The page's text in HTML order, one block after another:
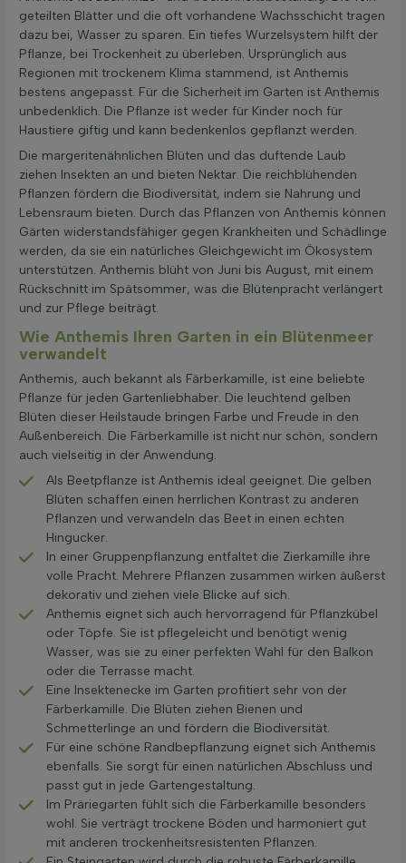
geteilten Blätter und die oft vorhandene Wachsschicht tragen
dazu bei, Wasser zu sparen. Ein tiefes Wurzelsystem hilft der
Pflanze, bei Trockenheit zu überleben. Ursprünglich aus
Regionen mit trockenem Klima stammend, ist Anthemis
bestens angepasst. Für die Sicherheit im Garten ist Anthemis
unbedenklich. Die Pflanze ist weder für Kinder noch für
Haustiere giftig und kann bedenkenlos gepflanzt werden.
Die margeritenähnlichen Blüten und das duftende Laub
ziehen Insekten an und bieten Nektar. Die reichblühenden
Pflanzen fördern die Biodiversität, indem sie Nahrung und
Lebensraum bieten. Durch das Pflanzen von Anthemis können
Gärten widerstandsfähiger gegen Krankheiten und Schädlinge
werden, da sie ein natürliches Gleichgewicht im Ökosystem
unterstützen. Anthemis blüht von Juni bis August, mit einem
Rückschnitt im Spätsommer, was die Blütenpracht verlängert
und zur Pflege beiträgt.
Wie Anthemis Ihren Garten in ein Blütenmeer
verwandelt
Anthemis, auch bekannt als Färberkamille, ist eine beliebte
Pflanze für jeden Gartenliebhaber. Die leuchtend gelben
Blüten dieser Heilstaude bringen Farbe und Freude in den
Außenbereich. Die Färberkamille ist nicht nur schön, sondern
auch vielseitig in der Anwendung.
Als Beetpflanze ist Anthemis ideal geeignet. Die gelben
Blüten schaffen einen herrlichen Kontrast zu anderen
Pflanzen und verwandeln das Beet in einen echten
Hingucker.
In einer Gruppenpflanzung entfaltet die Zierkamille ihre
volle Pracht. Mehrere Pflanzen zusammen wirken äußerst
dekorativ und ziehen viele Blicke auf sich.
Anthemis eignet sich auch hervorragend für Pflanzkübel
oder Töpfe. Sie ist pflegeleicht und benötigt wenig
Wasser, was sie zu einer perfekten Wahl für den Balkon
oder die Terrasse macht.
Eine Insektenecke im Garten profitiert sehr von der
Färberkamille. Die Blüten ziehen Bienen und
Schmetterlinge an und fördern die Biodiversität.
Für eine schöne Randbepflanzung eignet sich Anthemis
ebenfalls. Sie sorgt für einen natürlichen Abschluss und
passt gut in jede Gartengestaltung.
Im Präriegarten fühlt sich die Färberkamille besonders
wohl. Sie verträgt trockene Böden und harmoniert gut
mit anderen trockenheitsresistenten Pflanzen.